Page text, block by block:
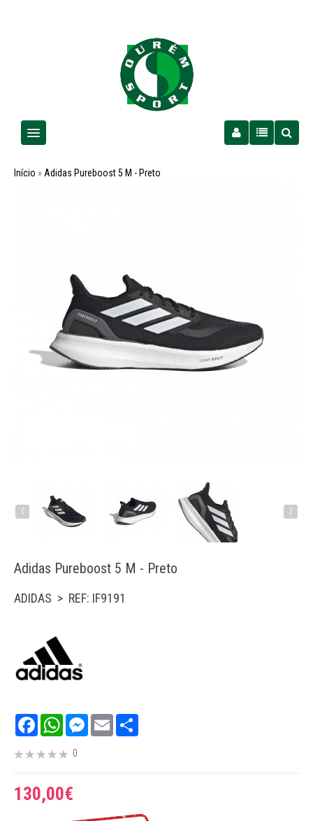
Homem
PROMOÇÕES
Futebol
Running
Início » Adidas Pureboost 5 M - Preto
‹ ›
Adidas Pureboost 5 M - Preto
ADIDAS > REF: IF9191
FacebookWhatsAppMessenger
Email
0
130,00€